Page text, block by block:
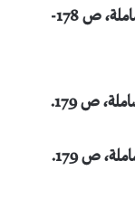
العلمانية الجزئية والعلمانية الشاملة، ص 178-
ص 179.
ص 179.